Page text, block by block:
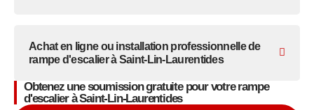
Achat en ligne ou installation professionnelle de
rampe d'escalier à Saint-Lin-Laurentides
Obtenez une soumission gratuite pour votre rampe
d'escalier à Saint-Lin-Laurentides